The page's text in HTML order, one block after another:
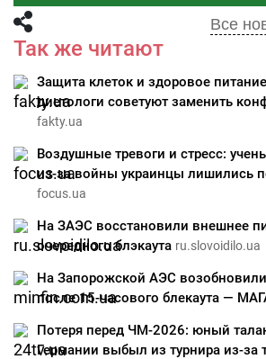
Все
Так же читают
Защита клеток и здоровое
диетологи советуют заменить
fakty.ua
Воздушные тревоги и стресс:
из-за войны украинцы лишились
focus.ua
На ЗАЭС восстановили внешнее
очередного блэкаута ru.slovoidilo.ua
На Запорожской АЭС
после 15-часового блекаута —
Потеря перед ЧМ-2026: юный
Германии выбыл из турнира из-за